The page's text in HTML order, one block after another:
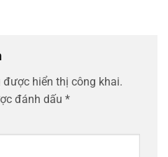
được hiển thị công khai.
đánh dấu *